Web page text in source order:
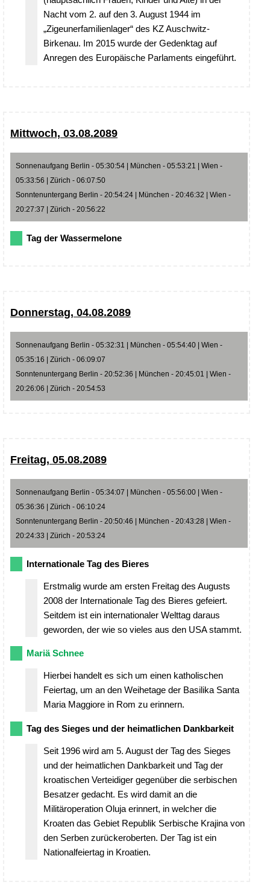
Nacht vom 2. auf den 3. August 1944 im
„Zigeunerfamilienlager“ des KZ Auschwitz-
Birkenau. Im 2015 wurde der Gedenktag auf
Anregen des Europäische Parlaments eingeführt.
Mittwoch, 03.08.2089
Sonnenaufgang Berlin - 05:30:54 | München - 05:53:21 | Wien -
05:33:56 | Zürich - 06:07:50
Sonntenuntergang Berlin - 20:54:24 | München - 20:46:32 | Wien -
20:27:37 | Zürich - 20:56:22
Tag der Wassermelone
Donnerstag, 04.08.2089
Sonnenaufgang Berlin - 05:32:31 | München - 05:54:40 | Wien -
05:35:16 | Zürich - 06:09:07
Sonntenuntergang Berlin - 20:52:36 | München - 20:45:01 | Wien -
20:26:06 | Zürich - 20:54:53
Freitag, 05.08.2089
Sonnenaufgang Berlin - 05:34:07 | München - 05:56:00 | Wien -
05:36:36 | Zürich - 06:10:24
Sonntenuntergang Berlin - 20:50:46 | München - 20:43:28 | Wien -
20:24:33 | Zürich - 20:53:24
Internationale Tag des Bieres
Erstmalig wurde am ersten Freitag des Augusts
2008 der Internationale Tag des Bieres gefeiert.
Seitdem ist ein internationaler Welttag daraus
geworden, der wie so vieles aus den USA stammt.
Mariä Schnee
Hierbei handelt es sich um einen katholischen
Feiertag, um an den Weihetage der Basilika Santa
Maria Maggiore in Rom zu erinnern.
Tag des Sieges und der heimatlichen Dankbarkeit
Seit 1996 wird am 5. August der Tag des Sieges
und der heimatlichen Dankbarkeit und Tag der
kroatischen Verteidiger gegenüber die serbischen
Besatzer gedacht. Es wird damit an die
Militäroperation Oluja erinnert, in welcher die
Kroaten das Gebiet Republik Serbische Krajina von
den Serben zurückeroberten. Der Tag ist ein
Nationalfeiertag in Kroatien.